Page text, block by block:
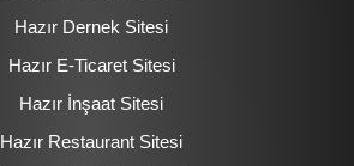
Hazır Dernek Sitesi
Hazır E-Ticaret Sitesi
Hazır İnşaat Sitesi
Hazır Restaurant Sitesi